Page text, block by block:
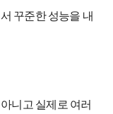
꾸준한 성능을 내
니고 실제로 여러